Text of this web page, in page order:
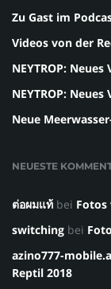
Zu Gast im
Videos von der
NEYTROP:
NEYTROP:
Neue
NEUESTE
ต่อผมแท้ bei Fotos
switching bei
azino777-
Reptil 2018